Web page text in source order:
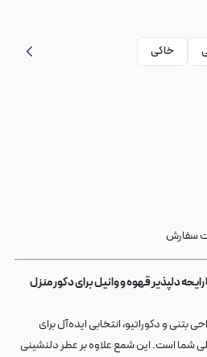
خاکی
دلپذیر قهوه و وانیل برای دکور منزل
بتنی و دکوراتیو، انتخابی ایده‌آل برای
شما است. این شمع علاوه بر عطر دلنشینی